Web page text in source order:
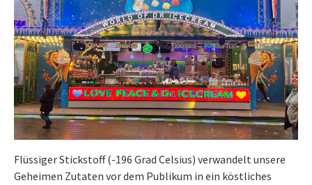
Flüssiger Stickstoff (-196 Grad Celsius) verwandelt unsere
Geheimen Zutaten vor dem Publikum in ein köstliches